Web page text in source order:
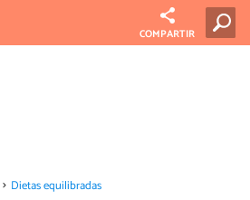
COMPARTIR
Dietas equilibradas